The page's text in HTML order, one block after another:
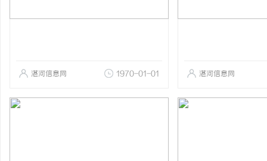
湛河信息网 1970-01-01 湛河信息网